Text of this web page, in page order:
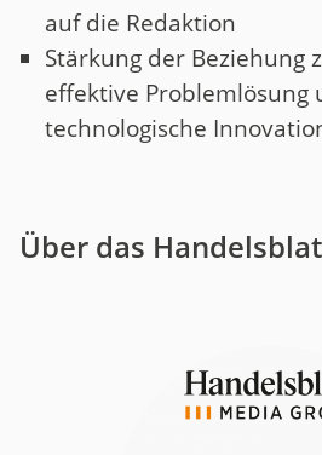
auf die Redaktion
Stärkung der Beziehung
effektive Problemlösung
technologische
Über das